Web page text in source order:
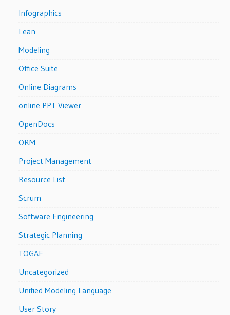
Infographics
Lean
Modeling
Office Suite
Online Diagrams
online PPT Viewer
OpenDocs
ORM
Project Management
Resource List
Scrum
Software Engineering
Strategic Planning
TOGAF
Uncategorized
Unified Modeling Language
User Story